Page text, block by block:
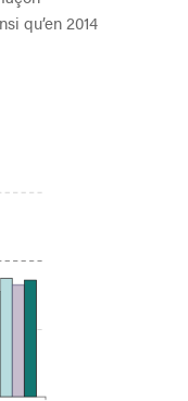
qu’en 2014